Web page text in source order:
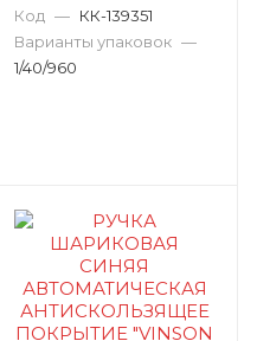
ПУЛЕВИДНЫЙ, С
БРЕЛКОМ, А YY-133(GP-
240(290))
Код — КК-139351
Варианты упаковок —
1/40/960